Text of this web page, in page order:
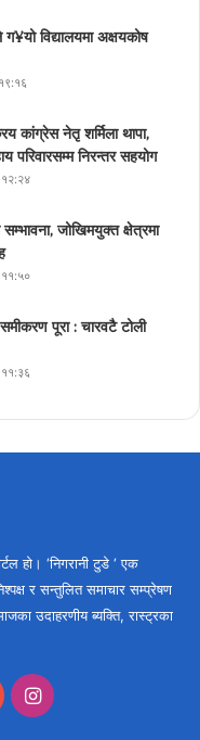
विद्यालयमा अक्षयकोष
कांग्रेस नेतृ शर्मिला थापा,
परिवारसम्म निरन्तर सहयोग
जोखिमयुक्त क्षेत्रमा
पूरा : चारवटै टोली
हो। ‘निगरानी टुडे ‘ एक
र सन्तुलित समाचार सम्प्रेषण
उदाहरणीय ब्यक्ति, रास्ट्रका
Instagram